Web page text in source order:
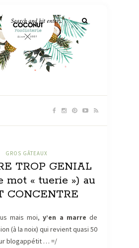
GROS GÂTEAUX
TROP GENIAL
mot « tuerie ») au
CONCENTRE
mais moi,y’en a marre de
(à la noix) qui revient quasi 50
blogappétit … =/